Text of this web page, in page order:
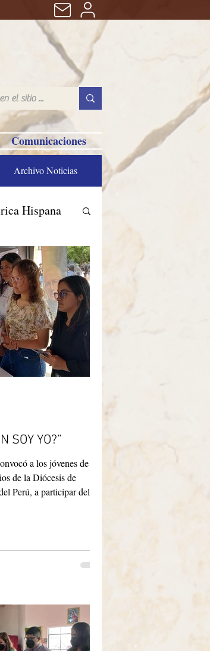
Comunicaciones
Archivo Noticias
Hispana
SOY YO?”
a los jóvenes de las
de la Diócesis de
Perú, a participar del